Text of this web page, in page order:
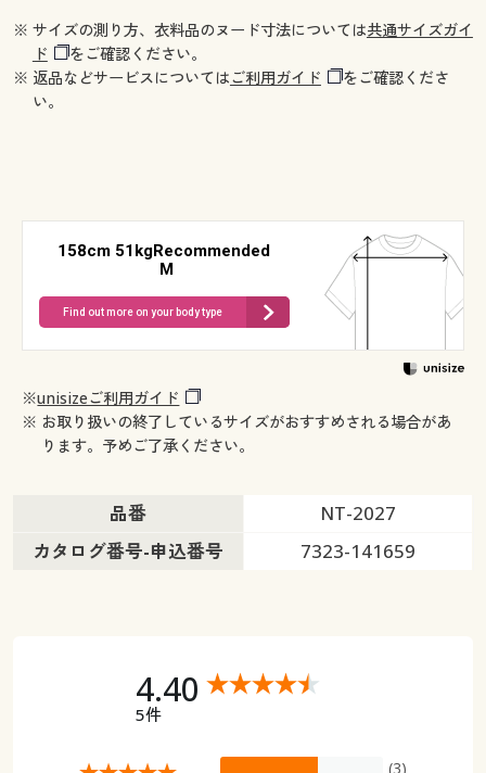
※ サイズの測り方、衣料品のヌード寸法については共通サイズガイ
ド
をご確認ください。
※ 返品などサービスについてはご利用ガイド
をご確認くださ
い。
158cm 51kgRecommended
M
Find out more on your body type
※unisizeご利用ガイド
※ お取り扱いの終了しているサイズがおすすめされる場合があ
ります。予めご了承ください。
品番
NT-2027
カタログ番号-申込番号
7323-141659
4.40
5件
(3)